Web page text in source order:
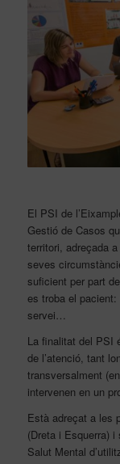
El PSI de
Gestió de Casos
territori, adreçada
seves
suficient per part
es troba el
servei…
La finalitat del PSI
de l’atenció, tant
transversalment
intervenen en un
Està adreçat a les
(Dreta i Esquerra)
Salut Mental